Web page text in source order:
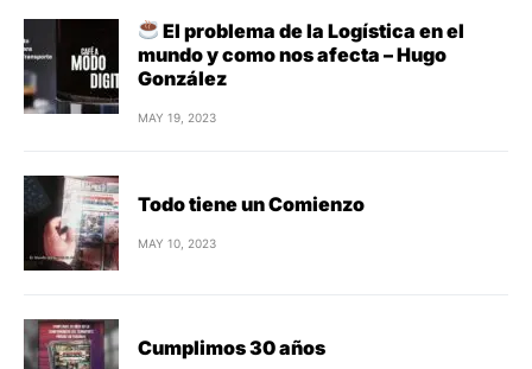
El problema de la Logística en el
mundo y como nos afecta – Hugo
González
MAY 19, 2023
Todo tiene un Comienzo
MAY 10, 2023
Cumplimos 30 años